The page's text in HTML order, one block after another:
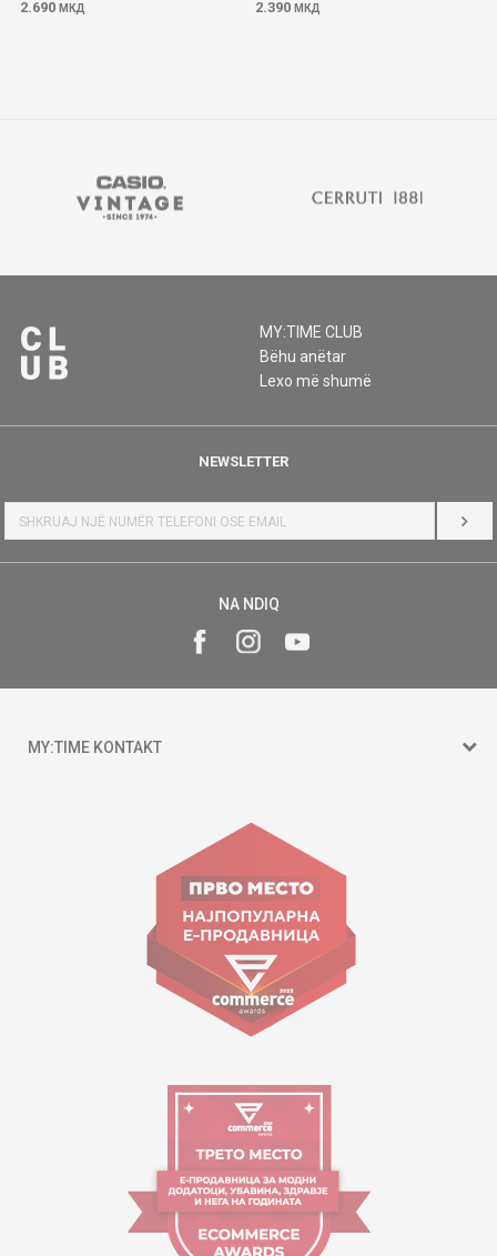
2.690 МКД 2.390 МКД
MY:TIME CLUB
Bëhu anëtar
Lexo më shumë
NEWSLETTER
HYR
NA NDIQ
MY:TIME KONTAKT
Goce Nikolovski 74 Shkup
contact@mytime.mk
Orari i punës:
09:00 - 17:00